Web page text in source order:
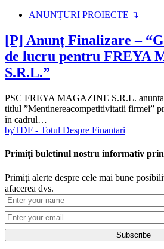
ANUNȚURI PROIECTE ↴
[P] Anunț Finalizare –
de lucru pentru FREYA
S.R.L.”
PSC FREYA MAGAZINE S.R.L. anunta
titlul ”Mentinereacompetitivitatii firmei”
în cadrul…
byTDF - Totul Despre Finantari
Primiți buletinul nostru informativ
Primiți alerte despre cele mai bune
afacerea dvs.
Subscribe